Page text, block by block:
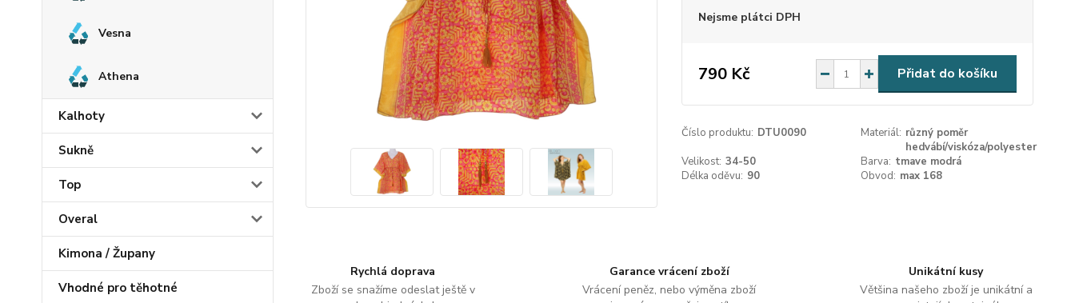
Vesna
Athena
Kalhoty
Sukně
Top
Overal
Kimona / Župany
Vhodné pro těhotné
Nejsme plátci DPH
790 Kč Přidat do košíku
Číslo produktu: DTU0090 Materiál: různý poměr
hedvábí/viskóza/polyester
Velikost: 34-50 Barva: tmave modrá
Délka oděvu: 90 Obvod: max 168
Rychlá doprava
Zboží se snažíme odeslat ještě v
Garance vrácení zboží
Vrácení peněz, nebo výměna zboží
Unikátní kusy
Většina našeho zboží je unikátní a